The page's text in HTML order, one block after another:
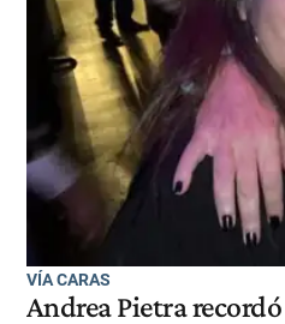
VÍA CARAS
Andrea Pietra